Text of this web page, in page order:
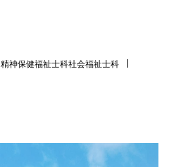
精神保健福祉士科社会福祉士科